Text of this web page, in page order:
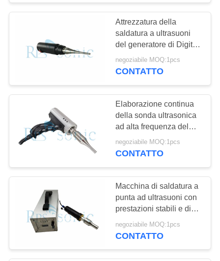
Attrezzatura della
saldatura a ultrasuoni
del generatore di Digital
semplice funzionare
negoziabile MOQ:1pcs
CONTATTO
Elaborazione continua
della sonda ultrasonica
ad alta frequenza del
trasduttore
negoziabile MOQ:1pcs
CONTATTO
Macchina di saldatura a
punta ad ultrasuoni con
prestazioni stabili e di
grande sicurezza
energetica
negoziabile MOQ:1pcs
CONTATTO